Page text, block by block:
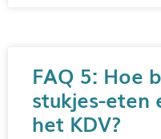
FAQ 5: Hoe
stukjes-eten
het KDV?